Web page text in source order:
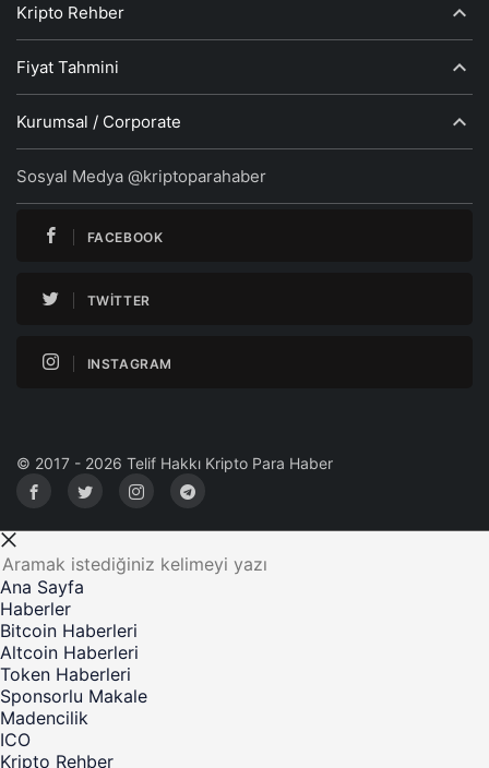
Kripto Rehber
Fiyat Tahmini
Kurumsal / Corporate
Sosyal Medya @kriptoparahaber
FACEBOOK
TWITTER
INSTAGRAM
© 2017 - 2026 Telif Hakkı Kripto Para Haber
Ana Sayfa
Haberler
Bitcoin Haberleri
Altcoin Haberleri
Token Haberleri
Sponsorlu Makale
Madencilik
ICO
Kripto Rehber